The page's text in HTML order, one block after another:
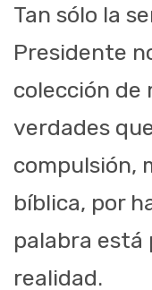
Tan sólo la
Presidente
colección de
verdades
compulsión,
bíblica, por
palabra está
realidad.